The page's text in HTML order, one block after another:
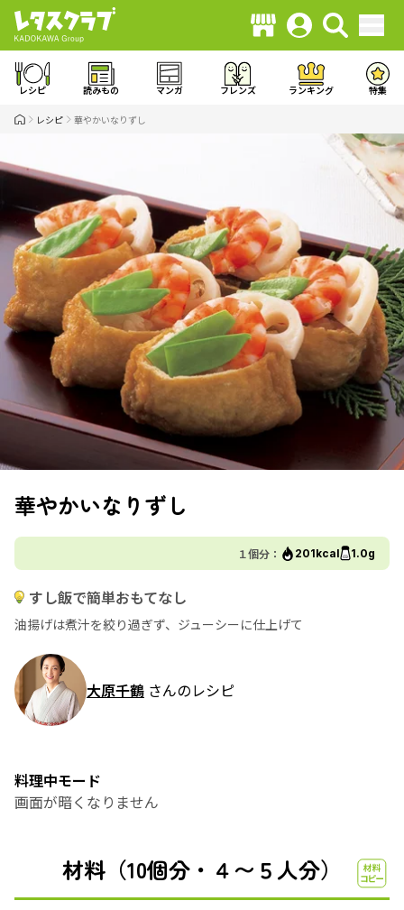
レシピ 読みもの マンガ フレンズ ランキング 特集
レシピ 華やかいなりずし
華やかいなりずし
１個分： 201kcal 1.0g
すし飯で簡単おもてなし
油揚げは煮汁を絞り過ぎず、ジューシーに仕上げて
大原千鶴 さんのレシピ
料理中モード
画面が暗くなりません
材料（10個分・４〜５人分）